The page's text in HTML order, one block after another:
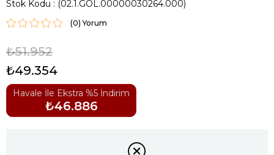
Stok Kodu (02.1.GOL.00000030264.000)
(0)
₺51.952
₺49.354
Havale İle Ekstra %5 İndirim
₺46.886